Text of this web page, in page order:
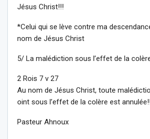
Jésus Christ!!!
*Celui qui se lève contre ma
nom de Jésus Christ
5/ La malédiction sous l’effet de la
2 Rois 7 v 27
Au nom de Jésus Christ, toute
oint sous l’effet de la colère est
Pasteur Ahnoux